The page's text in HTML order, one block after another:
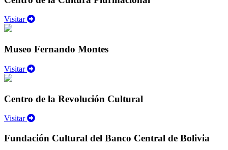
Visitar
Museo Fernando Montes
Visitar
Centro de la Revolución Cultural
Visitar
Fundación Cultural del Banco Central de Bolivia